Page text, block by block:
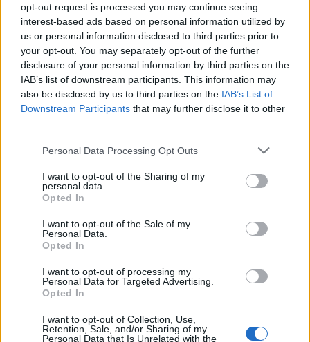
opt-out request is processed you may continue seeing
interest-based ads based on personal information utilized by
us or personal information disclosed to third parties prior to
your opt-out. You may separately opt-out of the further
disclosure of your personal information by third parties on the
IAB’s list of downstream participants. This information may
also be disclosed by us to third parties on the IAB’s List of
Downstream Participants that may further disclose it to other
Please note that this website/app uses one or more Google
not limited to your visit or usage behaviour. You may click to
grant or deny consent to Google and its third-party tags to
use your data for below specified purposes in below Google
consent section.
Personal Data Processing Opt Outs
I want to opt-out of the Sharing of my
personal data.
Opted In
I want to opt-out of the Sale of my
Personal Data.
Opted In
I want to opt-out of processing my
Personal Data for Targeted Advertising.
Opted In
I want to opt-out of Collection, Use,
Retention, Sale, and/or Sharing of my
Personal Data that Is Unrelated with the